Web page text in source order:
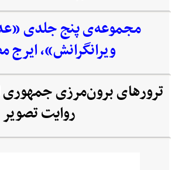
مجموعه‌‌ی پنج جلدی
ویرانگرانش»، ایرج
ترورهای برون‌مرزی جمهوری
روایت تصویر